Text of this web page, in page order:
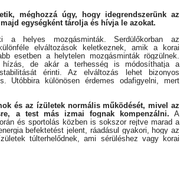
méghozzá úgy, hogy idegrendszerünk az
egységként tárolja és hívja le azokat.
a helyes mozgásminták. Serdülőkorban az
elváltozások keletkeznek, amik a korai
esetben a helytelen mozgásminták rögzülnek.
hízás, de akár a terhesség is módosíthatja a
érinti. Az elváltozás lehet bizonyos
Utóbbira különösen érdemes odafigyelni, mert
és az ízületek normális működését, mivel az
a test más izmai fognak kompenzálni. A
és sportolás közben is sokszor rejtve marad a
befektetést jelent, ráadásul gyakori, hogy az
túlterhelődnek, ami sérüléshez vagy korai